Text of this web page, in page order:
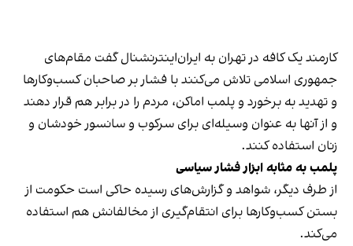
کارمند یک کافه در تهران به ایران‌اینترنشنال گفت مقام‌های
جمهوری اسلامی تلاش می‌کنند با فشار بر صاحبان کسب‌وکارها
و تهدید به برخورد و پلمب اماکن، مردم را در برابر هم قرار دهند
و از آنها به عنوان وسیله‌ای برای سرکوب و سانسور خودشان و
زنان استفاده کنند.
پلمب به مثابه ابزار فشار سیاسی
از طرف دیگر، شواهد و گزارش‌های رسیده حاکی است حکومت از
بستن کسب‌وکارها برای انتقام‌گیری از مخالفانش هم استفاده
می‌کند.